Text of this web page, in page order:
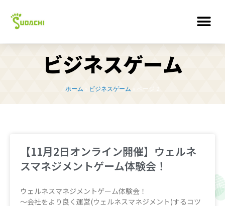
ビジネスゲーム
ホーム ビジネスゲーム ページ 2
【11月2日オンライン開催】ウェルネ
スマネジメントゲーム体験会！
ウェルネスマネジメントゲーム体験会！
〜会社をより良く運営(ウェルネスマネジメント)するコツ